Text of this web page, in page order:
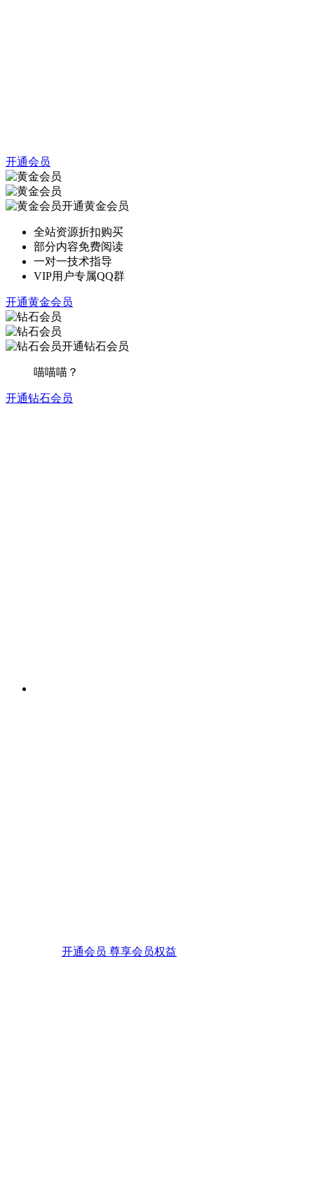
开通会员
开通黄金会员
全站资源折扣购买
部分内容免费阅读
一对一技术指导
VIP用户专属QQ群
开通黄金会员
开通钻石会员
喵喵喵？
开通钻石会员
开通会员 尊享会员权益